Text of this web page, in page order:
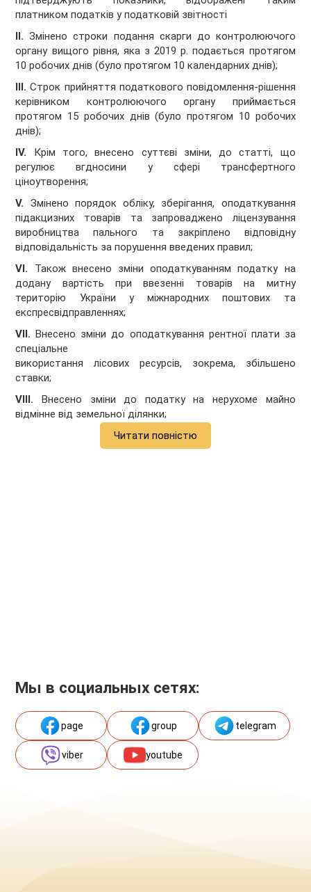
платником податків у податковій звітності
ІІ. Змінено строки подання скарги до контролюючого
органу вищого рівня, яка з 2019 р. подається протягом
10 робочих днів (було протягом 10 календарних днів);
ІІІ. Строк прийняття податкового повідомлення-рішення
керівником контролюючого органу приймається
протягом 15 робочих днів (було протягом 10 робочих
днів);
IV. Крім того, внесено суттєві зміни, до статті, що
регулює вгдносини у сфері трансфертного
ціноутворення;
V. Змінено порядок обліку, зберігання, оподаткування
підакцизних товарів та запроваджено ліцензування
виробництва пального та закріплено відповідну
відповідальність за порушення введених правил;
VI. Також внесено зміни оподаткуванням податку на
додану вартість при ввезенні товарів на митну
територію України у міжнародних поштових та
експресвідправленнях;
VII.Внесено зміни до оподаткування рентної плати за
спеціальне
використання лісових ресурсів, зокрема, збільшено
ставки;
VIII. Внесено зміни до податку на нерухоме майно
відмінне від земельної ділянки;
Читати повністю
Мы в социальных сетях:
page group telegram
viber youtube